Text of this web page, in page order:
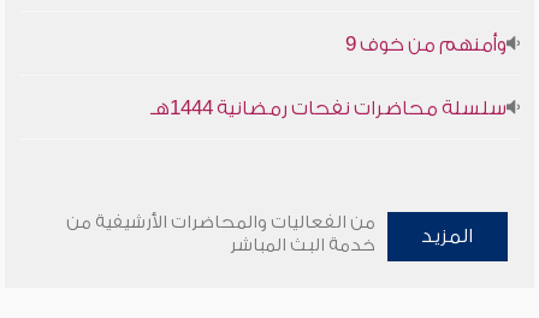
وأمنهم من خوف 9
سلسلة محاضرات نفحات رمضانية 1444هـ
المزيد
من الفعاليات والمحاضرات الأرشيفية من
خدمة البث المباشر